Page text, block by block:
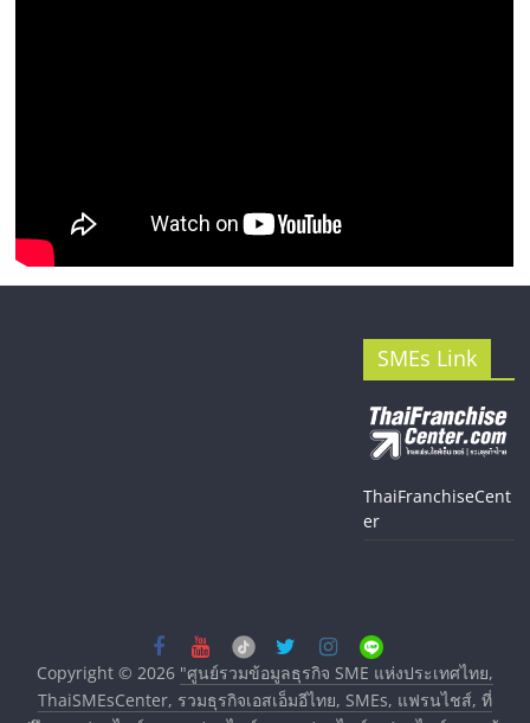
SMEs Link
ThaiFranchiseCent
er
Copyright © 2026 "ศูนย์รวมข้อมูลธุรกิจ SME แห่งประเทศไทย,
ThaiSMEsCenter, รวมธุรกิจเอสเอ็มอีไทย, SMEs, แฟรนไชส์, ที่